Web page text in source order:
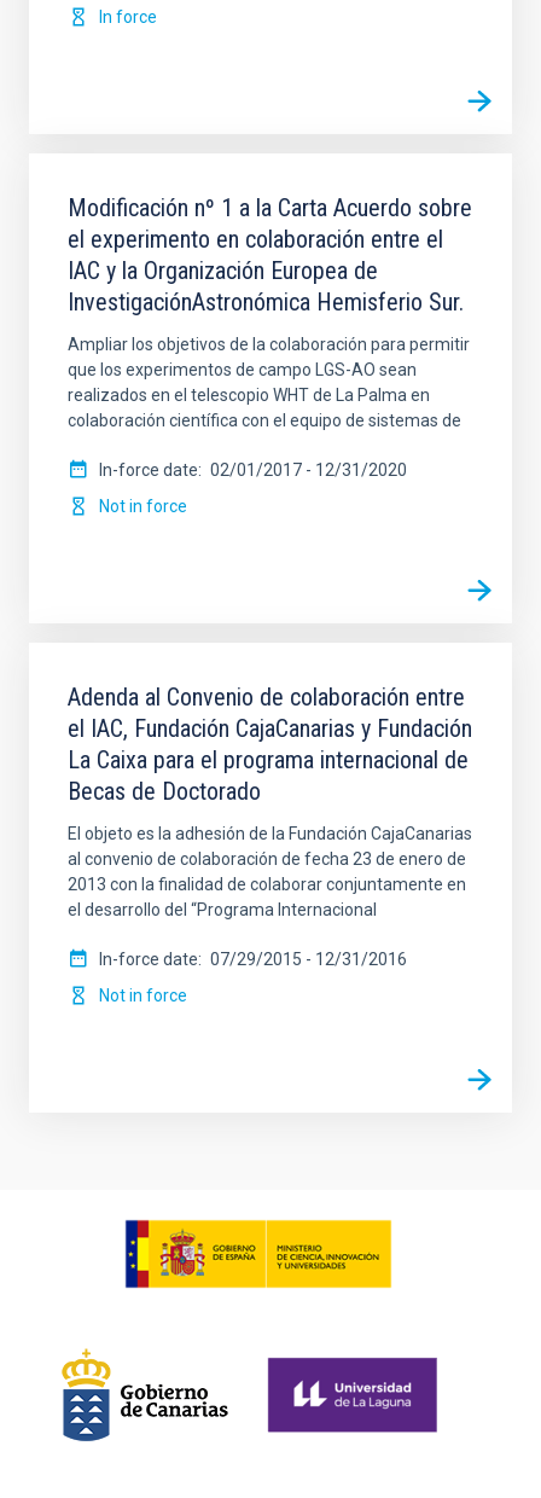
In force
Modificación nº 1 a la Carta Acuerdo sobre
el experimento en colaboración entre el
IAC y la Organización Europea de
InvestigaciónAstronómica Hemisferio Sur.
Ampliar los objetivos de la colaboración para permitir
que los experimentos de campo LGS-AO sean
realizados en el telescopio WHT de La Palma en
colaboración científica con el equipo de sistemas de
In-force date 02/01/2017 - 12/31/2020
Not in force
Adenda al Convenio de colaboración entre
el IAC, Fundación CajaCanarias y Fundación
La Caixa para el programa internacional de
Becas de Doctorado
El objeto es la adhesión de la Fundación CajaCanarias
al convenio de colaboración de fecha 23 de enero de
2013 con la finalidad de colaborar conjuntamente en
el desarrollo del “Programa Internacional
In-force date 07/29/2015 - 12/31/2016
Not in force